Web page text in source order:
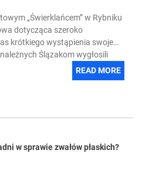
„Świerklańcem” w Rybniku
dotycząca szeroko
krótkiego wystąpienia swoje
Ślązakom wygłosili
Sejm RP oraz Piotr Masłowski –
READ MORE
w sprawie zwałów płaskich?